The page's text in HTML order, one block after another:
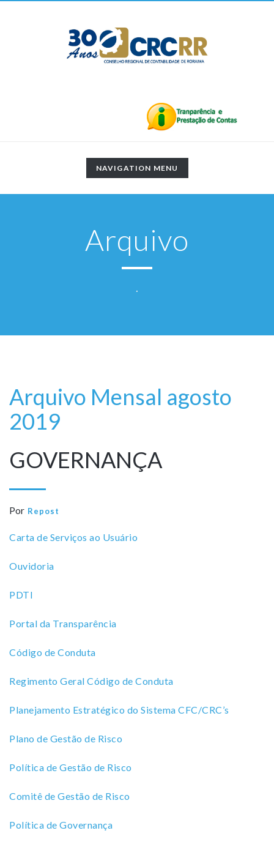
TOGGLE
NAVIGATION
NAVIGATION MENU
Arquivo
.
Arquivo Mensal agosto
2019
GOVERNANÇA
Por Repost
Carta de Serviços ao Usuário
Ouvidoria
PDTI
Portal da Transparência
Código de Conduta
Regimento Geral Código de Conduta
Planejamento Estratégico do Sistema CFC/CRC’s
Plano de Gestão de Risco
Política de Gestão de Risco
Comitê de Gestão de Risco
Política de Governança